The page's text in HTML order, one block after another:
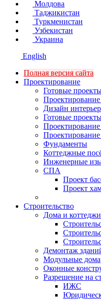
Молдова
Таджикистан
Туркменистан
Узбекистан
Украина
English
Полная версия сайта
Проектирование
Готовые
Дизайн
Готовые
Проектирование
Фундаменты
Коттеджные
Инженерные
СПА
Проект
Проект
Строительство
Дома и коттеджи
Демонтаж
Модульные дома
Оконные
Разрешение на
ИЖС